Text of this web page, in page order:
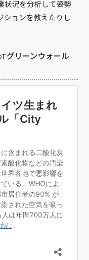
状況を分析して姿勢
ションを教えたりし
グリーンウォール